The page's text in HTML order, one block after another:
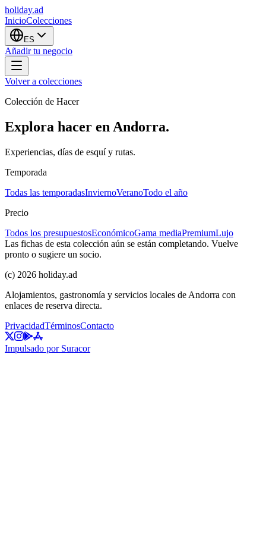
holiday.ad
InicioColecciones
ES
Añadir tu negocio
Volver a colecciones
Colección de Hacer
Explora hacer en Andorra.
Experiencias, días de esquí y rutas.
Temporada
Todas las temporadasInviernoVeranoTodo el año
Precio
Todos los presupuestosEconómicoGama mediaPremiumLujo
Las fichas de esta colección aún se están completando. Vuelve
pronto o sugiere un socio.
(c) 2026 holiday.ad
Alojamientos, gastronomía y servicios locales de Andorra con
enlaces de reserva directa.
PrivacidadTérminosContacto
Impulsado por Suracor